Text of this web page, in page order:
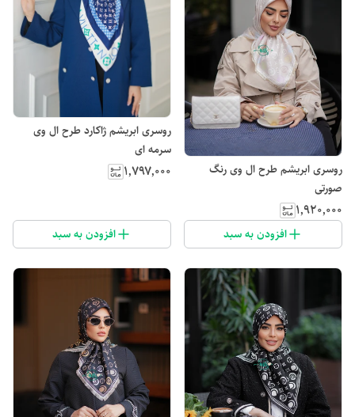
روسری ابریشم طرح ال وی رنگ
صورتی
۱٬۹۲۰٬۰۰۰
افزودن به سبد
روسری ابریشم ژاکارد طرح ال وی
سرمه ای
۱٬۷۹۷٬۰۰۰
افزودن به سبد